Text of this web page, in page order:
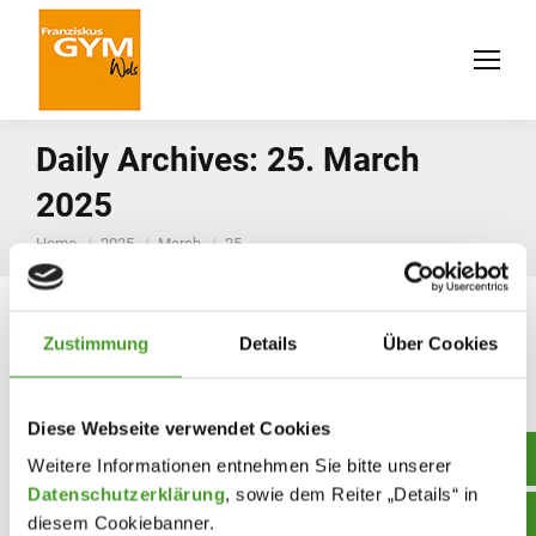
Zustimmung Details Über Cookies
Diese Webseite verwendet Cookies
Weitere Informationen entnehmen Sie bitte unserer
Datenschutzerklärung, sowie dem Reiter „Details“ in
diesem Cookiebanner.
Daily Archives: 25. March
2025
You are here:
Home 2025 March 25